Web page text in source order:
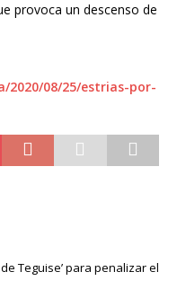
provoca un descenso de
08/25/estrias-por-
Teguise’ para penalizar el